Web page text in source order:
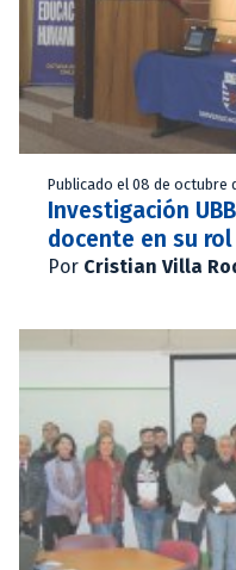
Publicado el 08 de octubre
Investigación
docente en su
Por Cristian Villa